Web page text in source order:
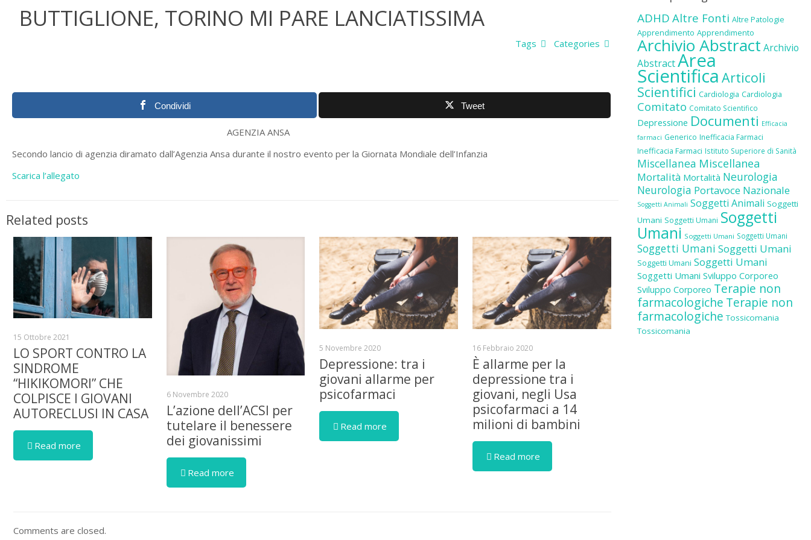
BUTTIGLIONE, TORINO MI PARE LANCIATISSIMA
Categories
Tags
Condividi Tweet
AGENZIA ANSA
Secondo lancio di agenzia diramato dall’Agenzia Ansa durante il nostro evento per la Giornata Mondiale dell’Infanzia
Scarica l’allegato
Related posts
15 Ottobre 2021
LO SPORT CONTRO LA
SINDROME
“HIKIKOMORI” CHE
COLPISCE I GIOVANI
AUTORECLUSI IN CASA
Read more
6 Novembre 2020
L’azione dell’ACSI per
tutelare il benessere
dei giovanissimi
Read more
5 Novembre 2020
Depressione: tra i
giovani allarme per
psicofarmaci
Read more
16 Febbraio 2020
È allarme per la
depressione tra i
giovani, negli Usa
psicofarmaci a 14
milioni di bambini
Read more
Comments are closed.
ADHD Altre Fonti Altre Patologie
Apprendimento Apprendimento
Archivio Abstract Archivio
AbstractArea
Scientifica Articoli
Scientifici Cardiologia Cardiologia
Comitato Comitato Scientifico
Depressione Documenti Efficacia
farmaci Generico Inefficacia Farmaci
Inefficacia Farmaci Istituto Superiore di Sanità
Miscellanea Miscellanea
Mortalità Mortalità Neurologia
Neurologia Portavoce Nazionale
Soggetti Animali Soggetti Animali Soggetti
Umani Soggetti Umani Soggetti
Umani Soggetti Umani Soggetti Umani
Soggetti Umani Soggetti Umani
Soggetti Umani Soggetti Umani
Soggetti Umani Sviluppo Corporeo
Sviluppo Corporeo Terapie non
farmacologiche Terapie non
farmacologiche Tossicomania
Tossicomania